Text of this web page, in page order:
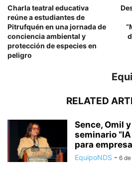
Charla teatral educativa
reúne a estudiantes de
Pitrufquén en una jornada de
conciencia ambiental y
protección de especies en
peligro
RELATED
Sence, Omil
seminario
para
EquipoNDS - 6